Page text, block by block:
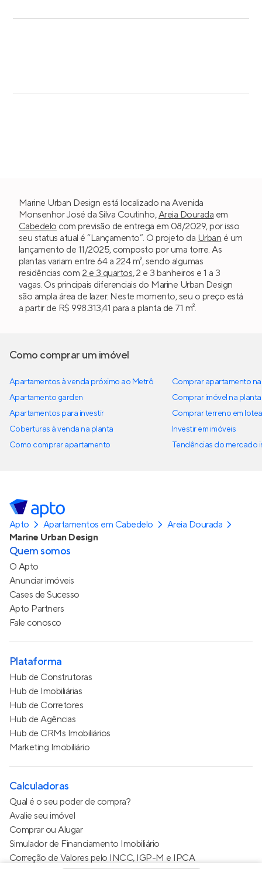
Marine Urban Design está localizado na Avenida
Monsenhor José da Silva Coutinho,Areia Dourada em
Cabedelo com previsão de entrega em 08/2029, por isso
seu status atual é “Lançamento”. O projeto da Urban é um
lançamento de 11/2025, composto por uma torre. As
plantas variam entre 64 a 224 m², sendo algumas
residências com 2 e 3 quartos, 2 e 3 banheiros e 1 a 3
vagas. Os principais diferenciais do Marine Urban Design
são ampla área de lazer. Neste momento, seu o preço está
a partir de R$ 998.313,41 para a planta de 71 m².
Como comprar um imóvel
Apartamentos à venda próximo ao Metrô
Apartamento garden
Apartamentos para investir
Coberturas à venda na planta
Como comprar apartamento
Comprar apartamento
Comprar imóvel na planta
Comprar terreno em
Investir em imóveis
Tendências do mercado
Apto Apartamentos em Cabedelo
Areia Dourada
Marine Urban Design
Quem somos
O Apto
Anunciar imóveis
Cases de Sucesso
Apto Partners
Fale conosco
Plataforma
Hub de Construtoras
Hub de Imobiliárias
Hub de Corretores
Hub de Agências
Hub de CRMs Imobiliários
Marketing Imobiliário
Calculadoras
Qual é o seu poder de compra?
Avalie seu imóvel
Comprar ou Alugar
Simulador de Financiamento Imobiliário
Correção de Valores pelo INCC, IGP-M e IPCA